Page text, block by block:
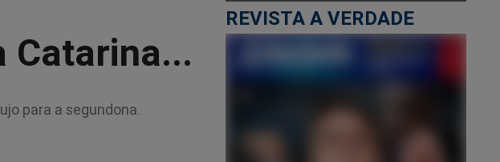
Catarina...
para a segundona.
REVISTA A VERDADE